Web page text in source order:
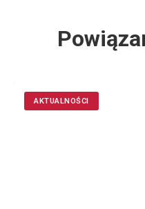
AKTUALNOŚCI